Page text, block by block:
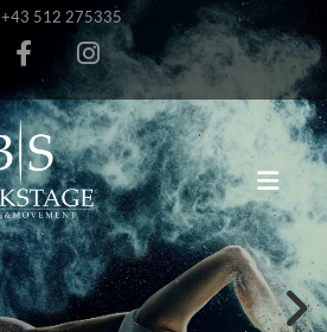
+43 512 275335